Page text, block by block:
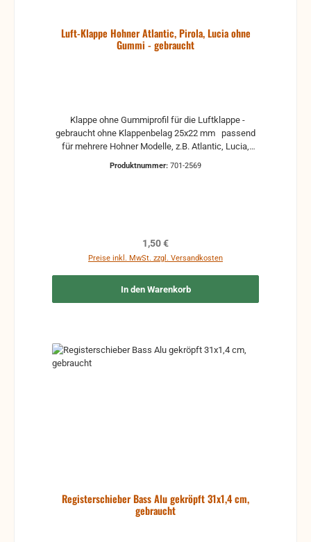
Luft-Klappe Hohner Atlantic, Pirola, Lucia ohne
Gummi - gebraucht
gebraucht ohne Klappenbelag 25x22 mm passend
für mehrere Hohner Modelle, z.B. Atlantic, Lucia,
nicht mehr gewährleistet werden und die Produkte
Produktnummer: 701-2569
Regulärer Preis:
1,50 €
Preise inkl. MwSt. zzgl. Versandkosten
In den Warenkorb
Registerschieber Bass Alu gekröpft 31x1,4 cm,
gebraucht